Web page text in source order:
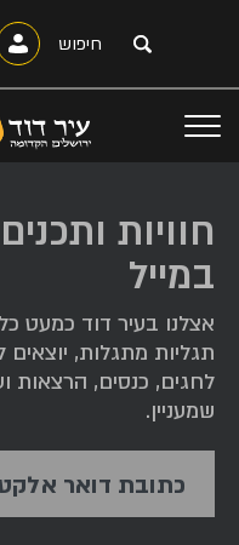
חוויות
במייל
אצלנו בעיר דוד כמעט
תגליות מתגלות, יוצאים
לחגים, כנסים, הרצאות
שמעניין.
כתובת דואר